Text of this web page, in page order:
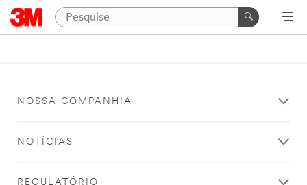
NOSSA COMPANHIA
NOTÍCIAS
REGULATÓRIO